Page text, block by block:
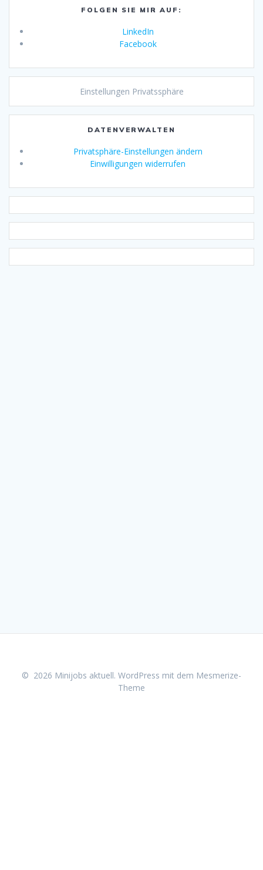
FOLGEN SIE MIR AUF:
LinkedIn
Facebook
Einstellungen Privatssphäre
DATENVERWALTEN
Privatsphäre-Einstellungen ändern
Einwilligungen widerrufen
© 2026 Minijobs aktuell. WordPress mit dem Mesmerize-
Theme